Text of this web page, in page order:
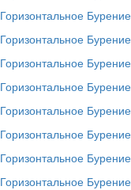
Горизонтальное
Горизонтальное
Горизонтальное
Горизонтальное
Горизонтальное
Горизонтальное
Горизонтальное
Горизонтальное